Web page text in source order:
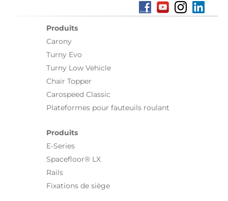
Produits
Carony
Turny Evo
Turny Low Vehicle
Chair Topper
Carospeed Classic
Plateformes pour fauteuils roulant
Produits
E-Series
Spacefloor® LX
Rails
Fixations de siège